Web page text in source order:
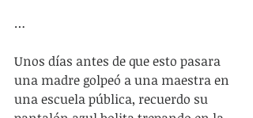
…
Unos días antes de que esto pasara
una madre golpeó a una maestra en
una escuela pública, recuerdo su